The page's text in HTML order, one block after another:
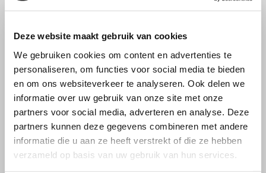
Deze website maakt gebruik van cookies
We gebruiken cookies om content en advertenties te
personaliseren, om functies voor social media te bieden
en om ons websiteverkeer te analyseren. Ook delen we
informatie over uw gebruik van onze site met onze
partners voor social media, adverteren en analyse. Deze
partners kunnen deze gegevens combineren met andere
informatie die u aan ze heeft verstrekt of die ze hebben
verzameld op basis van uw gebruik van hun services.
Waar halen wij op?